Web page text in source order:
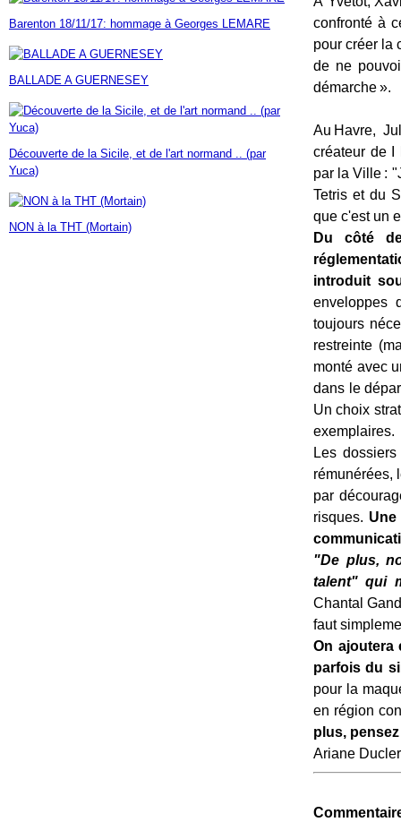
Janvier(7)
Février(9)
Janvier(18)
Mars(60)
Février(24)
Janvier(23)
Avril(14)
Mars (17)
Février(46)
Janvier (35)
Barenton 18/11/17: hommage à Georges LEMARE
BALLADE A GUERNESEY
Découverte de la Sicile, et de l'art normand .. (par
Yuca)
NON à la THT (Mortain)
confronté à
pour créer la
de ne
démarche ».
Au Havre,
créateur de I
par la Ville :
Tetris et du
que c'est un
Du côté
introduit
enveloppes
toujours
restreinte
monté avec
dans le
Un choix
exemplaires.
Les
rémunérées,
par
risques.
"De plus,
talent" qui
Chantal
faut
On ajoutera
parfois du
pour la
en région
plus,
Ariane